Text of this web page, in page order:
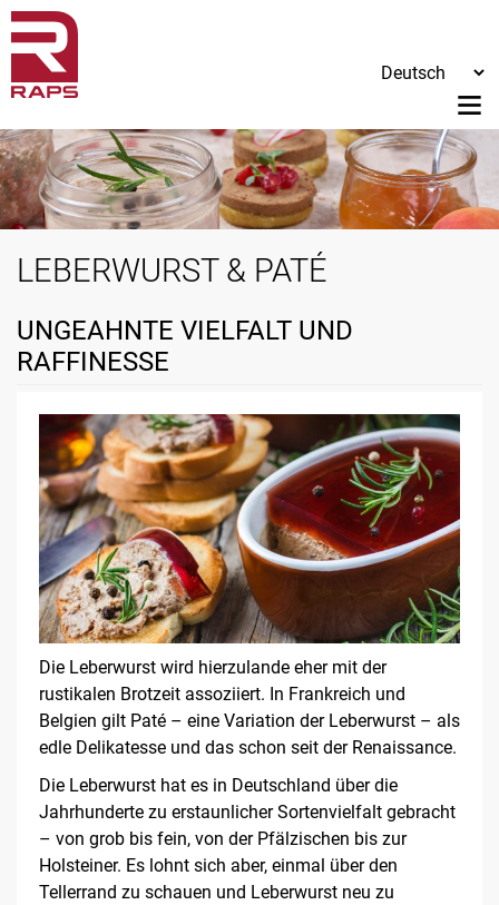
LEBERWURST & PATÉ
UNGEAHNTE VIELFALT UND
RAFFINESSE
Die Leberwurst wird hierzulande eher mit der
rustikalen Brotzeit assoziiert. In Frankreich und
Belgien gilt Paté – eine Variation der Leberwurst – als
edle Delikatesse und das schon seit der Renaissance.
Die Leberwurst hat es in Deutschland über die
Jahrhunderte zu erstaunlicher Sortenvielfalt gebracht
– von grob bis fein, von der Pfälzischen bis zur
Holsteiner. Es lohnt sich aber, einmal über den
Tellerrand zu schauen und Leberwurst neu zu